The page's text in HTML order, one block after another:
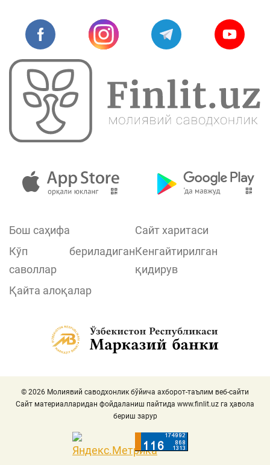
Бош саҳифа
Сайт харитаси
Кўп бериладиган
саволлар
Кенгайтирилган
қидирув
Қайта алоқалар
© 2026 Молиявий саводхонлик бўйича ахборот-таълим веб-сайти
Сайт материалларидан фойдаланиш пайтида www.finlit.uz га ҳавола
бериш зарур